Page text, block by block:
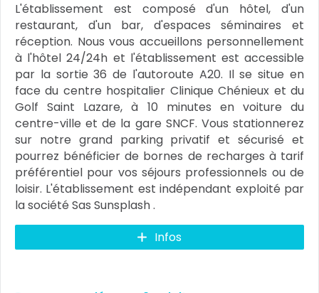
L'établissement est composé d'un hôtel, d'un
restaurant, d'un bar, d'espaces séminaires et
réception. Nous vous accueillons personnellement
à l'hôtel 24/24h et l'établissement est accessible
par la sortie 36 de l'autoroute A20. Il se situe en
face du centre hospitalier Clinique Chénieux et du
Golf Saint Lazare, à 10 minutes en voiture du
centre-ville et de la gare SNCF. Vous stationnerez
sur notre grand parking privatif et sécurisé et
pourrez bénéficier de bornes de recharges à tarif
préférentiel pour vos séjours professionnels ou de
loisir. L'établissement est indépendant exploité par
la société Sas Sunsplash .
Infos